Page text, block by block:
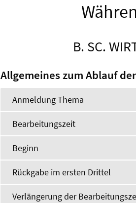
B. SC.
Allgemeines zum Ablauf
Anmeldung Thema
Bearbeitungszeit
Beginn
Rückgabe im ersten Drittel
Verlängerung der